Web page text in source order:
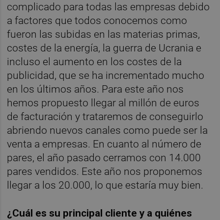
complicado para todas las empresas debido
a factores que todos conocemos como
fueron las subidas en las materias primas,
costes de la energía, la guerra de Ucrania e
incluso el aumento en los costes de la
publicidad, que se ha incrementado mucho
en los últimos años. Para este año nos
hemos propuesto llegar al millón de euros
de facturación y trataremos de conseguirlo
abriendo nuevos canales como puede ser la
venta a empresas. En cuanto al número de
pares, el año pasado cerramos con 14.000
pares vendidos. Este año nos proponemos
llegar a los 20.000, lo que estaría muy bien.
¿Cuál es su principal cliente y a quiénes